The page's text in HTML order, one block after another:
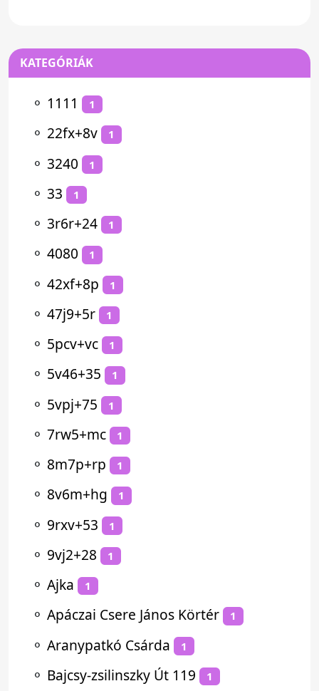
KATEGÓRIÁK
⚬ 1111 1
⚬ 22fx+8v 1
⚬ 3240 1
⚬ 33 1
⚬ 3r6r+24 1
⚬ 4080 1
⚬ 42xf+8p 1
⚬ 47j9+5r 1
⚬ 5pcv+vc 1
⚬ 5v46+35 1
⚬ 5vpj+75 1
⚬ 7rw5+mc 1
⚬ 8m7p+rp 1
⚬ 8v6m+hg 1
⚬ 9rxv+53 1
⚬ 9vj2+28 1
⚬ Ajka 1
⚬ Apáczai Csere János Körtér 1
⚬ Aranypatkó Csárda 1
⚬ Bajcsy-zsilinszky Út 119 1